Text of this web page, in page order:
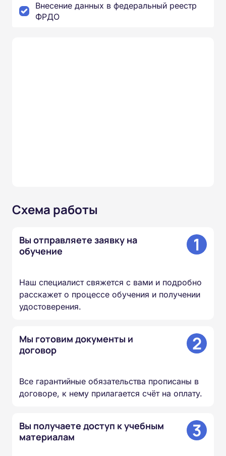
Внесение данных в федеральный реестр
ФРДО
Схема работы
Вы отправляете заявку на
обучение
1
Наш специалист свяжется с вами и подробно
расскажет о процессе обучения и получении
удостоверения.
Мы готовим документы и
договор
2
Все гарантийные обязательства прописаны в
договоре, к нему прилагается счёт на оплату.
Вы получаете доступ к учебным
материалам
3